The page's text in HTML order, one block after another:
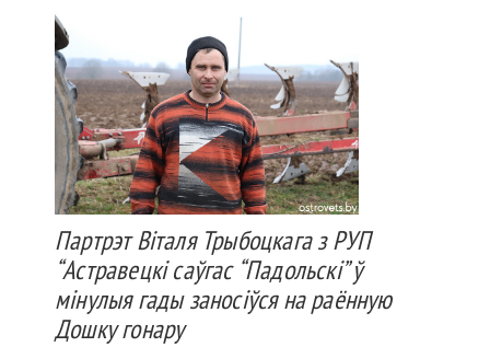
Партрэт Віталя Трыбоцкага з РУП
“Астравецкі саўгас “Падольскі” ў
мінулыя гады заносіўся на раённую
Дошку гонару